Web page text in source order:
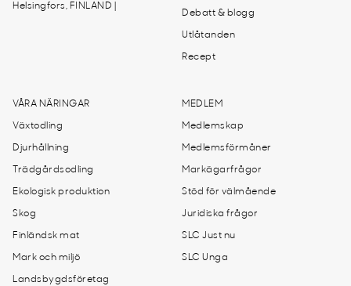
Helsingfors, FINLAND |
Debatt & blogg
Utlåtanden
Recept
VÅRA NÄRINGAR
Växtodling
Djurhållning
Trädgårdsodling
Ekologisk produktion
Skog
Finländsk mat
Mark och miljö
Landsbygdsföretag
MEDLEM
Medlemskap
Medlemsförmåner
Markägarfrågor
Stöd för välmående
Juridiska frågor
SLC Just nu
SLC Unga